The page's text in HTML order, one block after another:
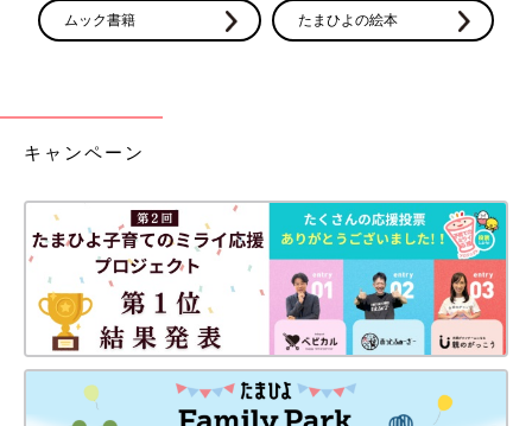
にナンバリングができます」
ドライブがてらイケアに足を運んでみては？
※記事の内容は記載当時の情報であり、現在と異なる場合があり
ます。
■関連：新おままごとキッチンも♪イケアの2020カタログで見つ
けた最新アイテム
ムック書籍 たまひよの絵本
キャンペーン